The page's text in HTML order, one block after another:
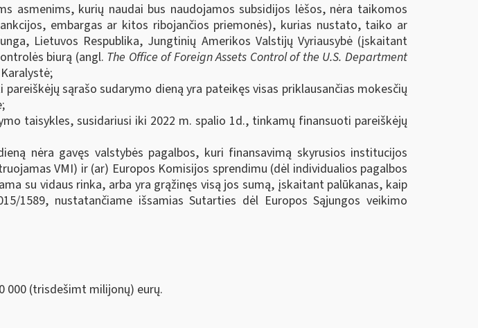
asmenims, kurių naudai bus naudojamos subsidijos lėšos, nėra taikomos
embargas ar kitos ribojančios priemonės), kurias nustato, taiko ar
Lietuvos Respublika, Jungtinių Amerikos Valstijų Vyriausybė (įskaitant
biurą (angl. The Office of Foreign Assets Control of the U.S. Department
sąrašo sudarymo dieną yra pateikęs visas priklausančias mokesčių
taisykles, susidariusi iki 2022 m. spalio 1d., tinkamų finansuoti pareiškėjų
nėra gavęs valstybės pagalbos, kuri finansavimą skyrusios institucijos
VMI) ir (ar) Europos Komisijos sprendimu (dėl individualios pagalbos
su vidaus rinka, arba yra grąžinęs visą jos sumą, įskaitant palūkanas, kaip
1589, nustatančiame išsamias Sutarties dėl Europos Sąjungos veikimo
000 (trisdešimt milijonų) eurų.